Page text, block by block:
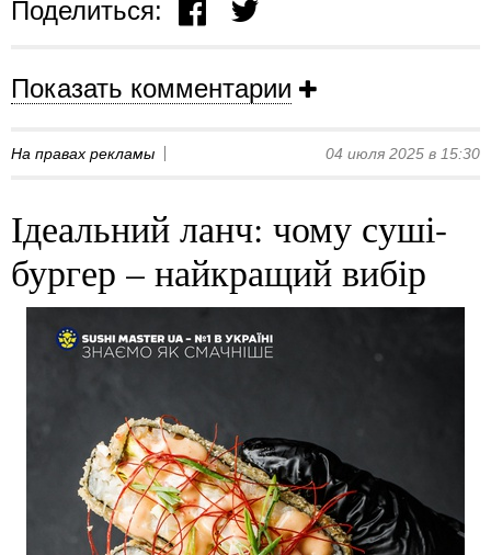
Поделиться:
Показать комментарии
На правах рекламы 04 июля 2025 в 15:30
Ідеальний ланч: чому суші-
бургер – найкращий вибір